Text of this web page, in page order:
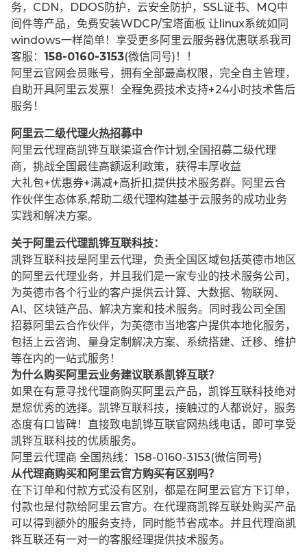
务，CDN，DDOS防护，云安全防护，SSL证书、MQ中
间件等产品，免费安装WDCP/宝塔面板 让 linux系统如同
windows一样简单！享受更多阿里云服务器优惠联系我司
客服： 158-0160-3153(微信同号)！！
阿里云官网会员账号，拥有全部最高权限，完全自主管理，
自助开具阿里云发票！全程免费技术支持+24小时技术售后
服务！
阿里云二级代理火热招募中
阿里云代理商凯铧互联渠道合作计划,全国招募二级代理
商，挑战全国最佳高额返利政策，获得丰厚收益
大礼包+优惠券+满减+高折扣,提供技术服务群。阿里云合
作伙伴生态体系,帮助二级代理构建基于云服务的成功业务
实践和解决方案。
关于阿里云代理凯铧互联科技：
凯铧互联科技是阿里云代理，负责全国区域包括英德市地区
的阿里云代理业务，并且我们是一家专业的技术服务公司，
为英德市各个行业的客户提供云计算、大数据、物联网、
AI、区块链产品、解决方案和技术服务。同时我公司全国
招募阿里云合作伙伴，为英德市当地客户提供本地化服务，
包括上云咨询、量身定制解决方案、系统搭建、迁移、维护
等在内的一站式服务！
为什么购买阿里云业务建议联系凯铧互联？
如果在有意寻找代理商购买阿里云产品，凯铧互联科技绝对
是您优秀的选择。凯铧互联科技，接触过的人都说好，服务
态度有口皆碑！直接致电凯铧互联官网热线电话，即可享受
凯铧互联科技的优质服务。
阿里云代理商 全国热线：158-0160-3153(微信同号)
从代理商购买和阿里云官方购买有区别吗？
在下订单和付款方式没有区别，都是在阿里云官方下订单，
付款也是付款给阿里云官方。在代理商凯铧互联处购买产品
可以得到额外的服务支持，同时能节省成本。并且代理商凯
铧互联还有一对一的客服经理提供技术服务。